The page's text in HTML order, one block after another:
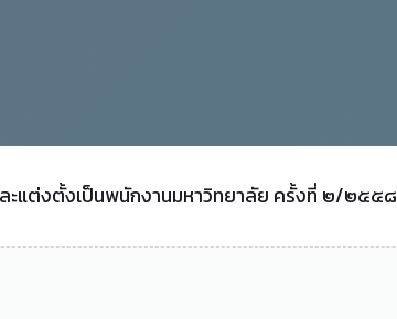
ะแต่งตั้งเป็นพนักงานมหาวิทยาลัย ครั้งที่ ๒/๒๕๕๘